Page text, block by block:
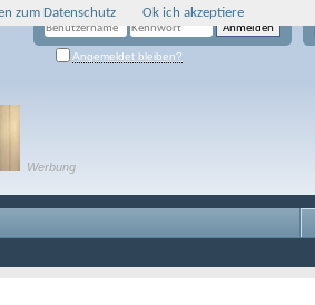
Angemeldet bleiben?
Werbung
zum Datenschutz Ok ich akzeptiere